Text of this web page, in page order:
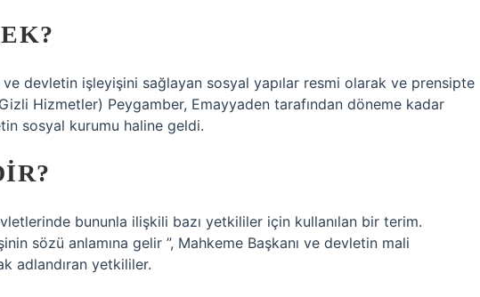
ve devletin işleyişini sağlayan sosyal yapılar resmi olarak ve prensipte
Hizmetler) Peygamber, Emayyaden tarafından döneme kadar
sosyal kurumu haline geldi.
bununla ilişkili bazı yetkililer için kullanılan bir terim.
sözü anlamına gelir ”, Mahkeme Başkanı ve devletin mali
adlandıran yetkililer.